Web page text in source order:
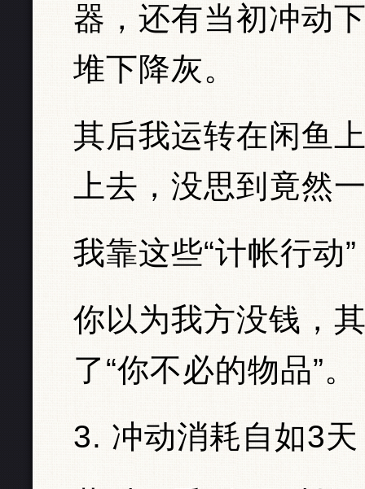
器，还有当初冲动
堆下降灰。
其后我运转在闲鱼
上去，没思到竟然
我靠这些“计帐行动
你以为我方没钱，
了“你不必的物品”。
3. 冲动消耗自如3